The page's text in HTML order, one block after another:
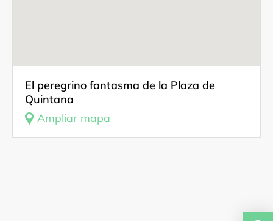
El peregrino fantasma de la Plaza de
Quintana
Ampliar mapa